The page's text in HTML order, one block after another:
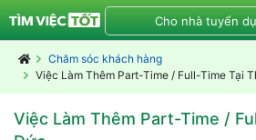
Cho nhà tuyển
Chăm sóc khách hàng
Việc Làm Thêm Part-Time / Full-Time Tại
Việc Làm Thêm Part-Time /